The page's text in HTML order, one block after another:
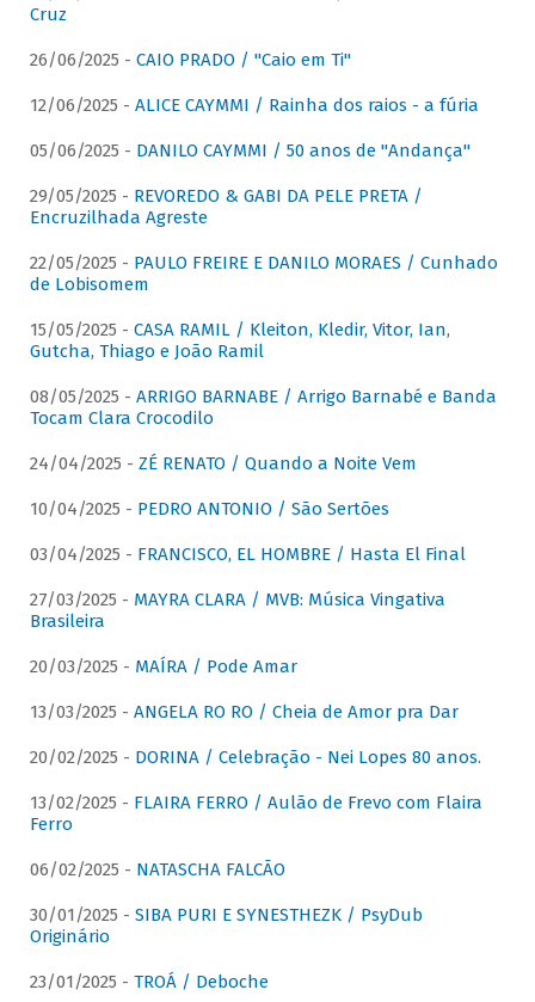
Cruz
26/06/2025 - CAIO PRADO / "Caio em Ti"
12/06/2025 - ALICE CAYMMI / Rainha dos raios - a fúria
05/06/2025 - DANILO CAYMMI / 50 anos de "Andança"
29/05/2025 - REVOREDO & GABI DA PELE PRETA /
Encruzilhada Agreste
22/05/2025 - PAULO FREIRE E DANILO MORAES / Cunhado
de Lobisomem
15/05/2025 - CASA RAMIL / Kleiton, Kledir, Vitor, Ian,
Gutcha, Thiago e João Ramil
08/05/2025 - ARRIGO BARNABE / Arrigo Barnabé e Banda
Tocam Clara Crocodilo
24/04/2025 - ZÉ RENATO / Quando a Noite Vem
10/04/2025 - PEDRO ANTONIO / São Sertões
03/04/2025 - FRANCISCO, EL HOMBRE / Hasta El Final
27/03/2025 - MAYRA CLARA / MVB: Música Vingativa
Brasileira
20/03/2025 - MAÍRA / Pode Amar
13/03/2025 - ANGELA RO RO / Cheia de Amor pra Dar
20/02/2025 - DORINA / Celebração - Nei Lopes 80 anos.
13/02/2025 - FLAIRA FERRO / Aulão de Frevo com Flaira
Ferro
06/02/2025 - NATASCHA FALCÃO
30/01/2025 - SIBA PURI E SYNESTHEZK / PsyDub
Originário
23/01/2025 - TROÁ / Deboche